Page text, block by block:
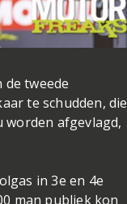
tweede
te schudden, die
afgevlagd,
in 3e en 4e
man publiek kon